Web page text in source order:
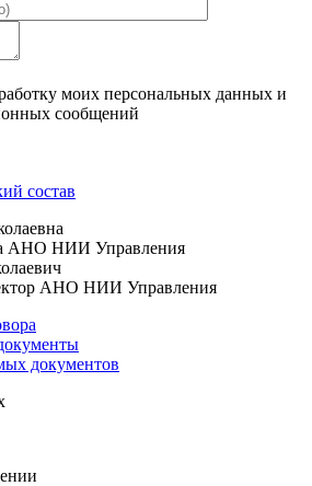
моих персональных данных и
сообщений
состав
АНО НИИ Управления
АНО НИИ Управления
документов